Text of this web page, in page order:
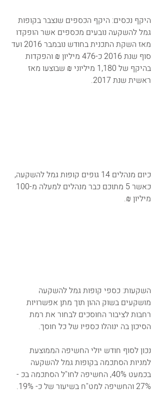
היקף נכסים: היקף הכספים שנצבר בקופות
גמל להשקעה נובעים מכספים אשר הופקדו
מאז השקת התכנית בחודש נובמבר 2016 ועד
סוף שנת 2016 כ-476 מיליון ₪ והפקדות
בהיקף של 1,180 מיליוני ₪ שבוצעו מאז
ראשית שנת 2017.
כיום מנהלים 14 גופים קופות גמל להשקעה,
מיליון ₪.
השקעות: כספי קופות גמל להשקעה
מושקעים בשוק ההון תוך מתן אפשרויות
רחבות לציבור החוסכים לבחור את רמת
הסיכון בה ינוהלו כספיו של כל חוסך.
נכון לסוף חודש יולי החשיפה הממוצעת
למניות הסתכמה בקופות גמל להשקעה
בכמעט 40%, החשיפה לחו"ל הסתכמה בכ -
27% והחשיפה למט"ח בשיעור של כ- 19%.